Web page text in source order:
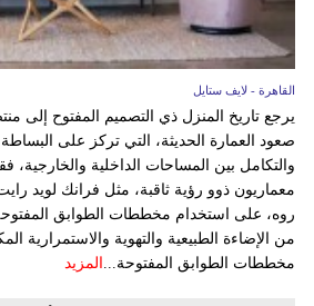
القاهرة - لايف ستايل
يرجع تاريخ المنزل ذي التصميم المفتوح إلى
صعود العمارة الحديثة، التي تركز على
والتكامل بين المساحات الداخلية
معماريون ذوو رؤية ثاقبة، مثل فرانك لويد
روه، على استخدام مخططات الطوابق
من الإضاءة الطبيعية والتهوية والاستمرارية
مخططات الطوابق المفتوحة... المزيد